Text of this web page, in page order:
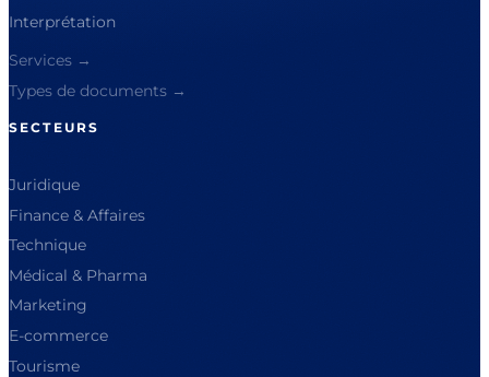
Interprétation
Services →
Types de documents →
SECTEURS
Juridique
Finance & Affaires
Technique
Médical & Pharma
Marketing
E-commerce
Tourisme